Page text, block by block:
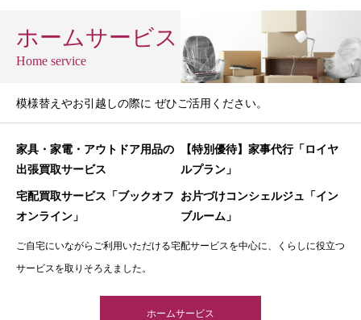
ホームサービス
Home service
模様替えやお引越しの際に ぜひご活用ください。
家具・家電・アウトドア用品の
出張買取サービス
【特別優待】家事代行「ロイヤ
ルプラン」
宅配買取サービス「ブックオフ
オンライン」
お片づけコンシェルジュ「イン
ブルーム」
ご自宅にいながらご利用いただける宅配サービスを中心に、くらしに役立つ
サービスを取りそろえました。
ホームサービス